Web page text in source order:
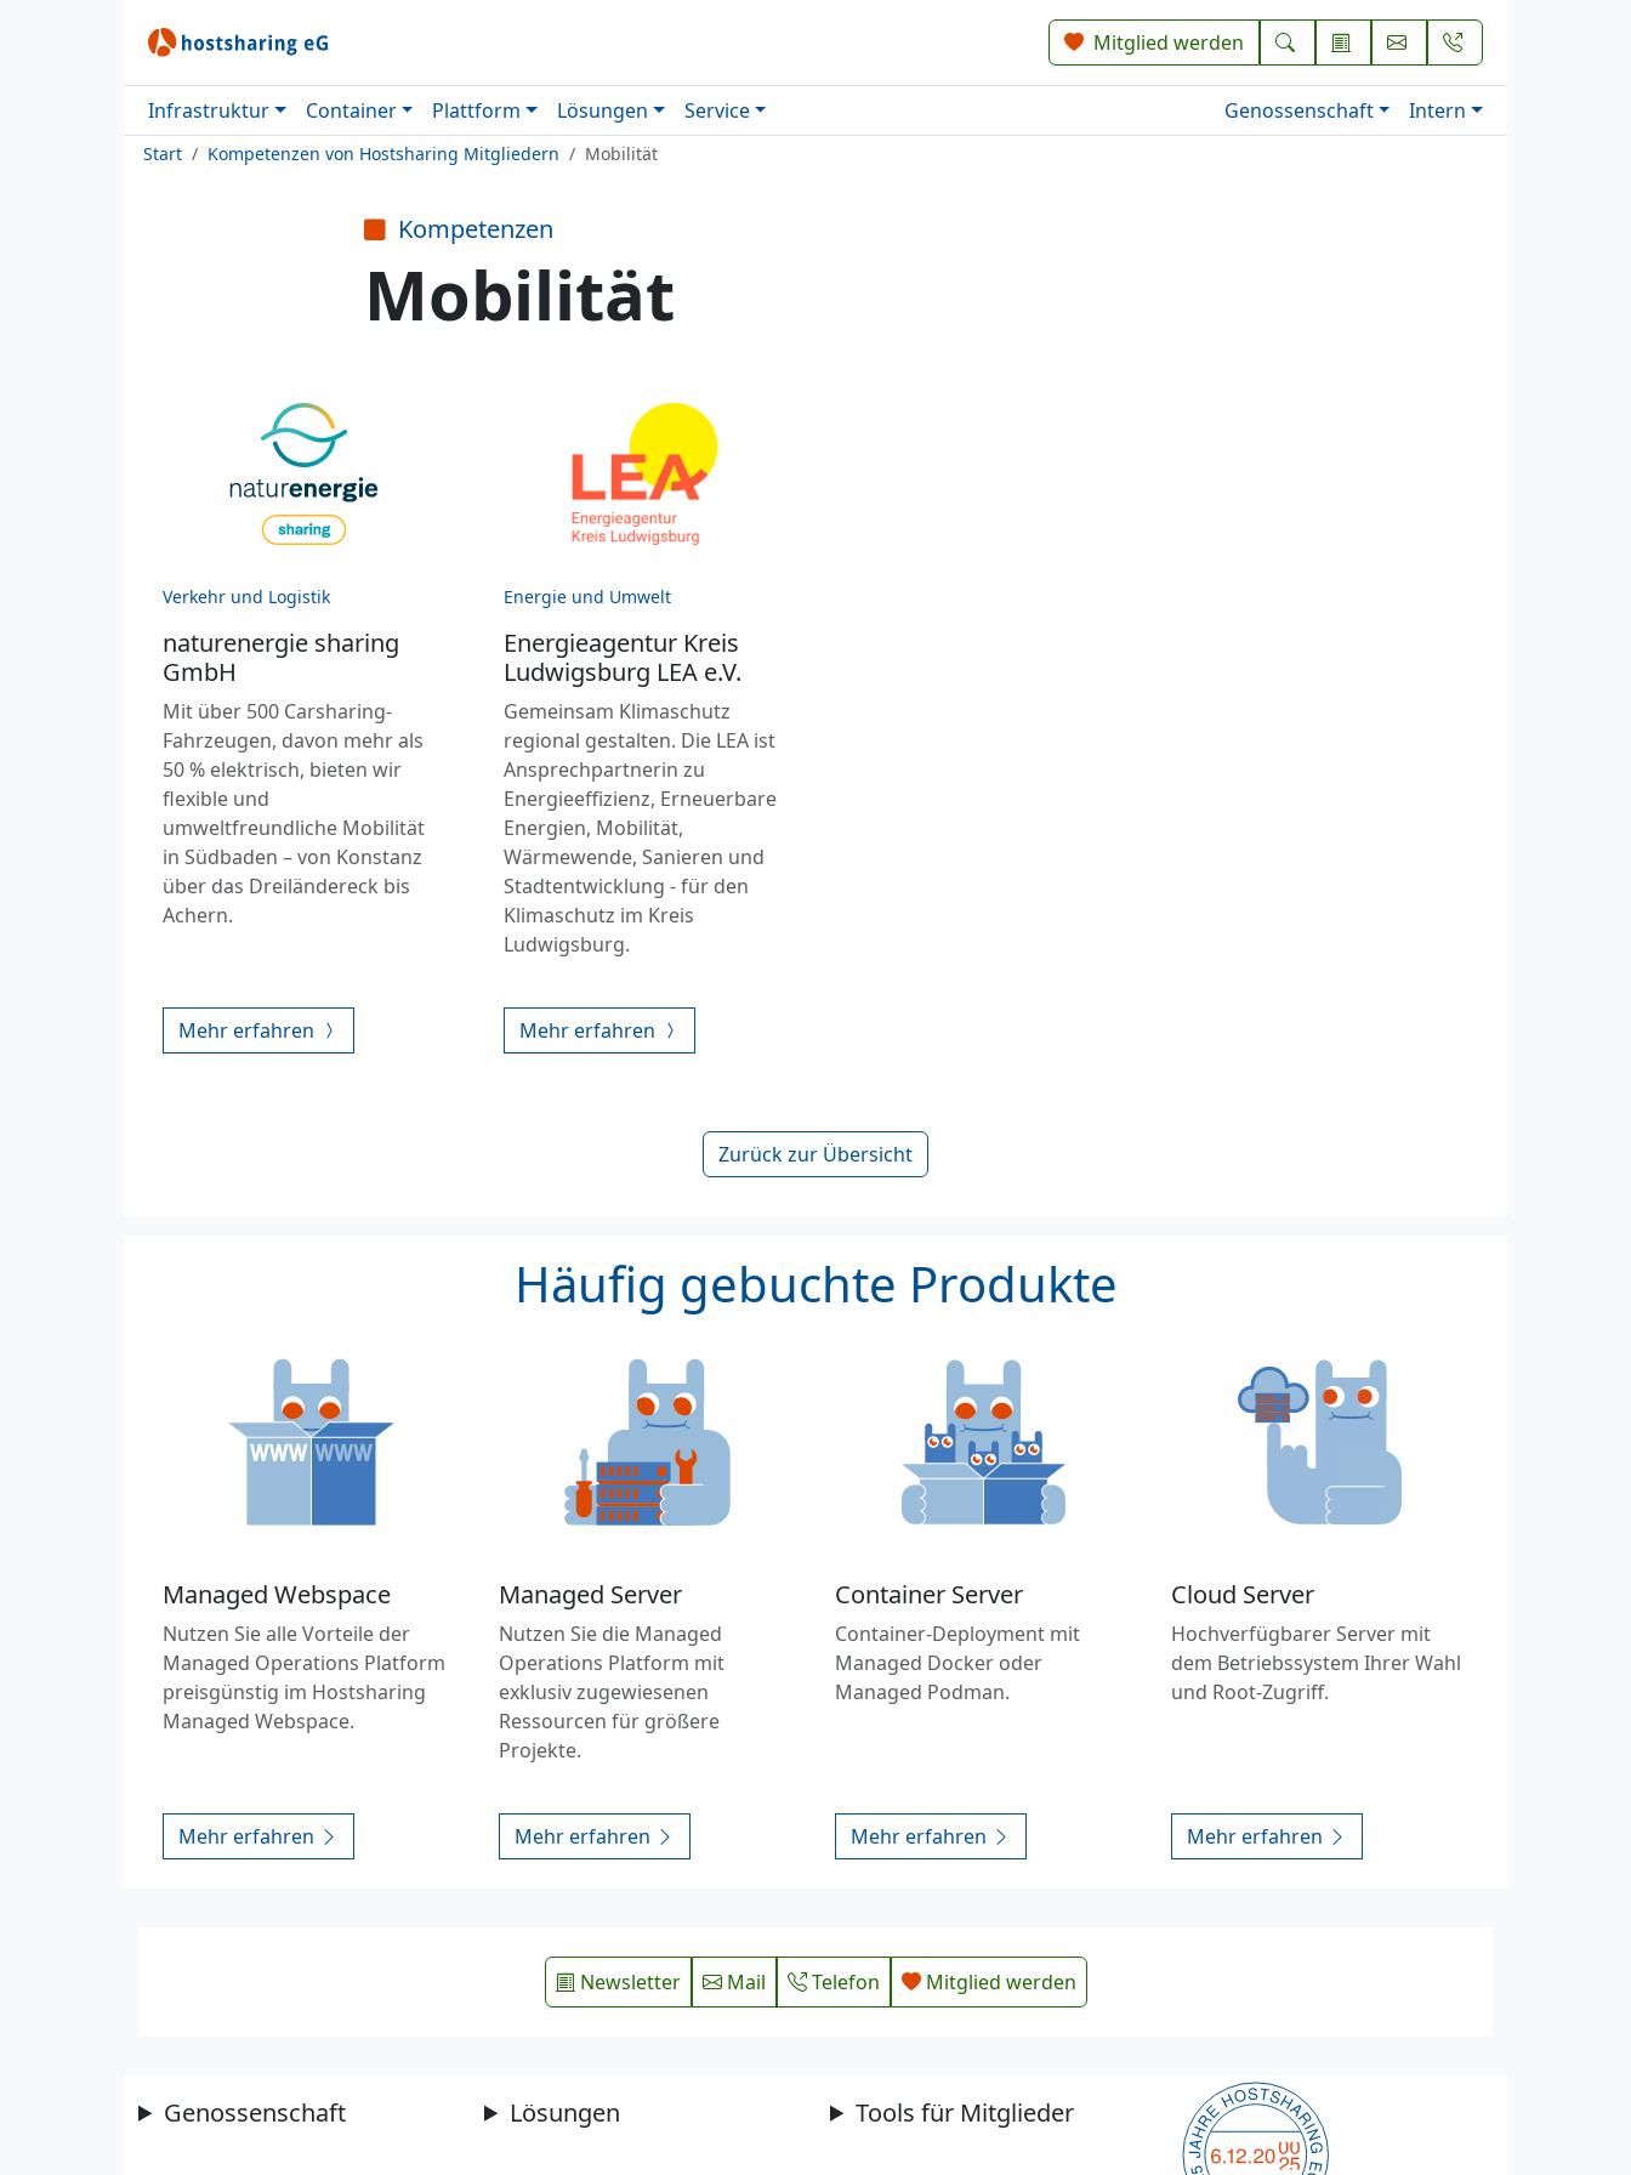
Mitglied werden
Infrastruktur Container Plattform Lösungen Service Genossenschaft Intern
Start Kompetenzen von Hostsharing Mitgliedern Mobilität
Kompetenzen
Mobilität
Verkehr und Logistik
naturenergie sharing
GmbH
Mit über 500 Carsharing-
Fahrzeugen, davon mehr als
50 % elektrisch, bieten wir
flexible und
umweltfreundliche Mobilität
in Südbaden – von Konstanz
über das Dreiländereck bis
Achern.
Mehr erfahren
Energie und Umwelt
Energieagentur Kreis
Ludwigsburg LEA e.V.
Gemeinsam Klimaschutz
regional gestalten. Die LEA ist
Ansprechpartnerin zu
Energieeffizienz, Erneuerbare
Energien, Mobilität,
Wärmewende, Sanieren und
Stadtentwicklung - für den
Klimaschutz im Kreis
Ludwigsburg.
Mehr erfahren
Zurück zur Übersicht
Häufig gebuchte Produkte
Managed Webspace
Nutzen Sie alle Vorteile der
Managed Operations Platform
preisgünstig im Hostsharing
Managed Webspace.
Mehr erfahren
Managed Server
Nutzen Sie die Managed
Operations Platform mit
exklusiv zugewiesenen
Ressourcen für größere
Projekte.
Mehr erfahren
Container Server
Container-Deployment mit
Managed Docker oder
Managed Podman.
Mehr erfahren
Cloud Server
Hochverfügbarer Server mit
dem Betriebssystem Ihrer Wahl
und Root-Zugriff.
Mehr erfahren
Newsletter Mail Telefon Mitglied werden
Genossenschaft Lösungen Tools für Mitglieder